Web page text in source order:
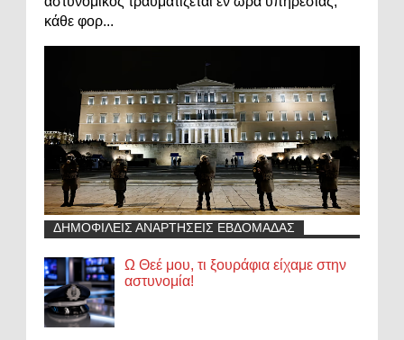
κάθε φορ...
ΔΗΜΟΦΙΛΕΙΣ ΑΝΑΡΤΗΣΕΙΣ ΕΒΔΟΜΑΔΑΣ
Ω Θεέ μου, τι ξουράφια είχαμε στην
αστυνομία!